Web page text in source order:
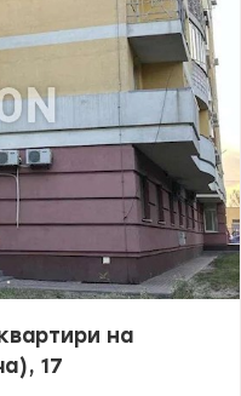
гарантує найбільшу
та зручності:
та спортивні
- дитячий садок, школа,
слави» з
та спортивними
Вирлиця.
та 7 хвилин
на три мости: Південний,
Ідеальне місце для життя
під рукою.
10 80 Valion.ua/1135811
на
17